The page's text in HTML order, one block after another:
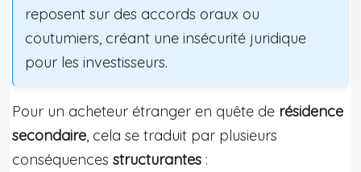
reposent sur des accords oraux ou
coutumiers, créant une insécurité juridique
pour les investisseurs.
Pour un acheteur étranger en quête de résidence
secondaire, cela se traduit par plusieurs
conséquences structurantes :